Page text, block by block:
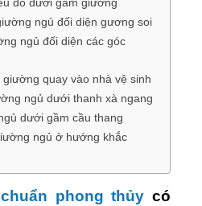
đồ dưới gầm giường
ngủ đối diện gương soi
ngủ đối diện các góc
quay vào nhà vệ sinh
ngủ dưới thanh xà ngang
dưới gầm cầu thang
ngủ ở hướng khắc
phong thủy có